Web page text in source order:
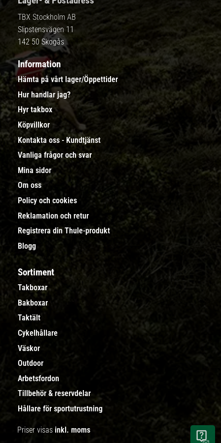
TBX Stockholm AB
Slipstensvägen 11
142 50 Skogås
Information
Hämta på vårt lager/Öppettider
Hur handlar jag?
Hyr takbox
Köpvillkor
Kontakta oss - Kundtjänst
Vanliga frågor och svar
Mina sidor
Om oss
Policy och cookies
Reklamation och retur
Registrera din Thule-produkt
Blogg
Sortiment
Takboxar
Bakboxar
Taktält
Cykelhållare
Väskor
Outdoor
Arbetsfordon
Tillbehör & reservdelar
Hållare för sportutrustning
Priser visas inkl. moms